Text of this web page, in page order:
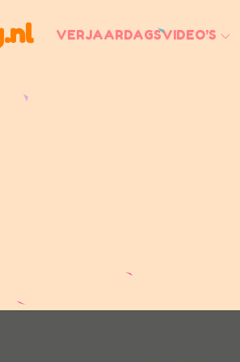
VERJAARDAGSVIDEO’S